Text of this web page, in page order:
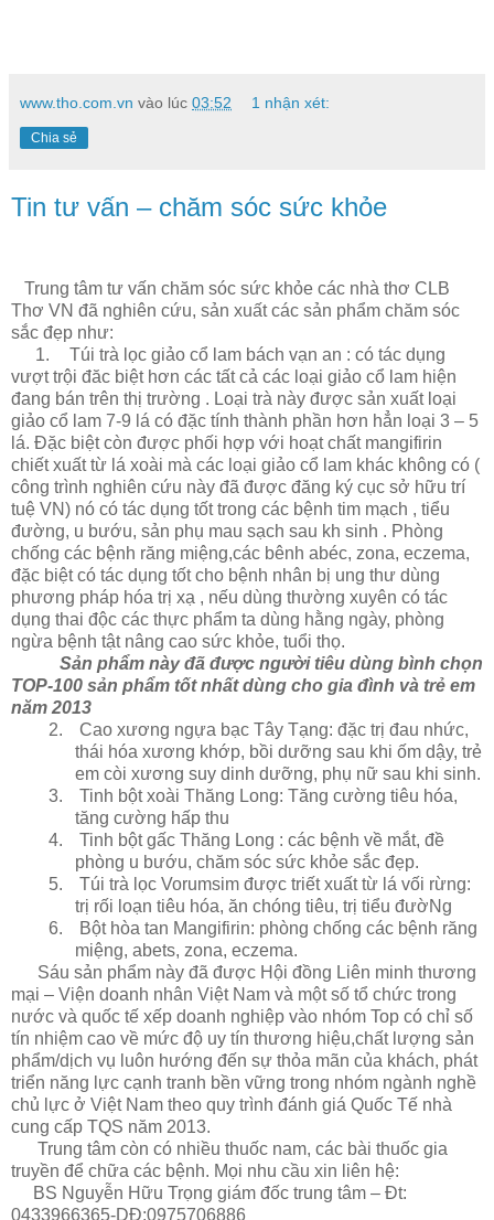
www.tho.com.vn vào lúc 03:52 1 nhận xét:
Chia sẻ
Tin tư vấn – chăm sóc sức khỏe
Trung tâm tư vấn chăm sóc sức khỏe các nhà thơ CLB
Thơ VN đã nghiên cứu, sản xuất các sản phẩm chăm sóc
sắc đẹp như:
1.
Túi trà lọc giảo cổ lam bách vạn an : có tác dụng
vượt trội đăc biệt hơn các tất cả các loại giảo cổ lam hiện
đang bán trên thị trường . Loại trà này được sản xuất loại
giảo cổ lam 7-9 lá có đặc tính thành phần hơn hẳn loại 3 – 5
lá. Đặc biệt còn được phối hợp với hoạt chất mangifirin
chiết xuất từ lá xoài mà các loại giảo cổ lam khác không có (
công trình nghiên cứu này đã được đăng ký cục sở hữu trí
tuệ VN) nó có tác dụng tốt trong các bệnh tim mạch , tiểu
đường, u bướu, sản phụ mau sạch sau kh sinh . Phòng
chống các bệnh răng miệng,các bênh abéc, zona, eczema,
đặc biệt có tác dụng tốt cho bệnh nhân bị ung thư dùng
phương pháp hóa trị xạ , nếu dùng thường xuyên có tác
dụng thai độc các thực phẩm ta dùng hằng ngày, phòng
ngừa bệnh tật nâng cao sức khỏe, tuổi thọ.
Sản phẩm này đã được người tiêu dùng bình chọn
TOP-100 sản phẩm tốt nhất dùng cho gia đình và trẻ em
năm 2013
2.
Cao xương ngựa bạc Tây Tạng: đặc trị đau nhức,
thái hóa xương khớp, bồi dưỡng sau khi ốm dậy, trẻ
em còi xương suy dinh dưỡng, phụ nữ sau khi sinh.
3.
Tinh bột xoài Thăng Long: Tăng cường tiêu hóa,
tăng cường hấp thu
4.
Tinh bột gấc Thăng Long : các bệnh về mắt, đề
phòng u bướu, chăm sóc sức khỏe sắc đẹp.
5.
Túi trà lọc Vorumsim được triết xuất từ lá vối rừng:
trị rối loạn tiêu hóa, ăn chóng tiêu, trị tiểu đườNg
6.
Bột hòa tan Mangifirin: phòng chống các bệnh răng
miệng, abets, zona, eczema.
Sáu sản phẩm này đã được Hội đồng Liên minh thương
mại – Viện doanh nhân Việt Nam và một số tổ chức trong
nước và quốc tế xếp doanh nghiệp vào nhóm Top có chỉ số
tín nhiệm cao về mức độ uy tín thương hiệu,chất lượng sản
phẩm/dịch vụ luôn hướng đến sự thỏa mãn của khách, phát
triển năng lực cạnh tranh bền vững trong nhóm ngành nghề
chủ lực ở Việt Nam theo quy trình đánh giá Quốc Tế nhà
cung cấp TQS năm 2013.
Trung tâm còn có nhiều thuốc nam, các bài thuốc gia
truyền để chữa các bệnh. Mọi nhu cầu xin liên hệ:
BS Nguyễn Hữu Trọng giám đốc trung tâm – Đt:
0433966365-DĐ:0975706886